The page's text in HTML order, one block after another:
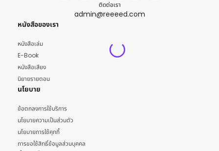
ติดต่อเรา
admin@reeeed.com
หนังสือของเรา
หนังสือเล่ม
E-Book
หนังสือเสียง
นิยายรายตอน
นโยบาย
ข้อตกลงการใช้บริการ
นโยบายความเป็นส่วนตัว
นโยบายการใช้คุกกี้
การขอใช้สิทธิ์ข้อมูลส่วนบุคคล